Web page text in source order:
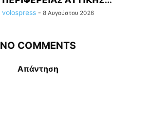
volospress - 8 Αυγούστου 2026
NO COMMENTS
Απάντηση